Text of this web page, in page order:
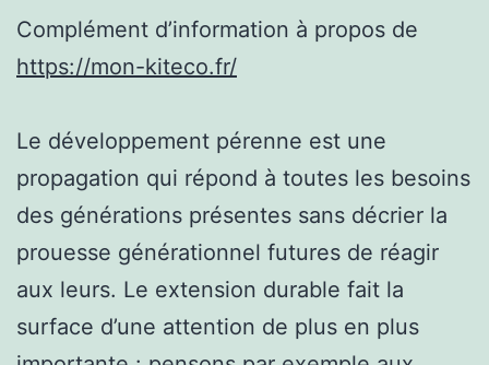
Complément d’information à propos de
https://mon-kiteco.fr/
Le développement pérenne est une
propagation qui répond à toutes les besoins
des générations présentes sans décrier la
prouesse générationnel futures de réagir
aux leurs. Le extension durable fait la
surface d’une attention de plus en plus